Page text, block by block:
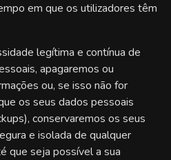
em que os utilizadores têm
legítima e contínua de
apagaremos ou
ou, se isso não for
os seus dados pessoais
conservaremos os seus
e isolada de qualquer
que seja possível a sua